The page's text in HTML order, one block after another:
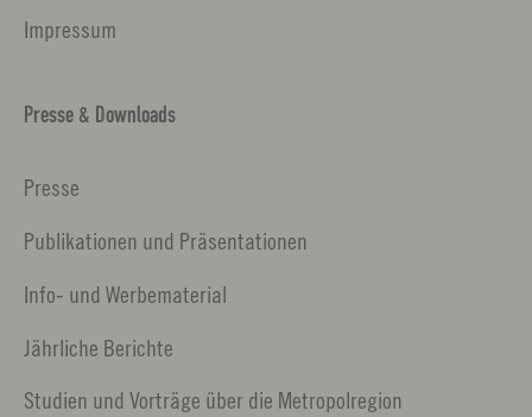
Impressum
Presse & Downloads
Presse
Publikationen und Präsentationen
Info- und Werbematerial
Jährliche Berichte
Studien und Vorträge über die Metropolregion